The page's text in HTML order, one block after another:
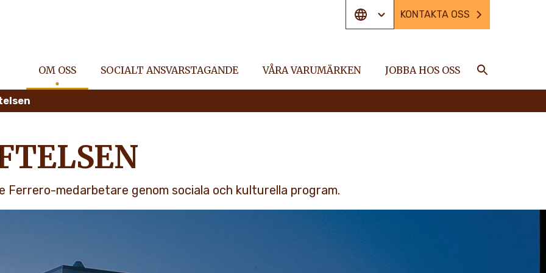
OM OSS SOCIALT ANSVARSTAGANDE VÅRA VARUMÄRKEN JOBBA HOS OSS
KONTAKTA OSS
medarbetare genom sociala och kulturella program.